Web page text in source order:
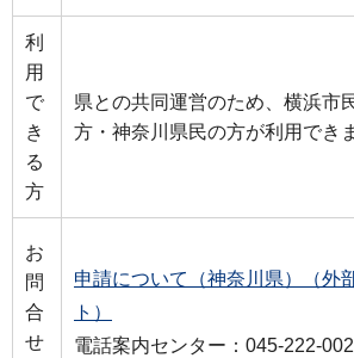
利
用
で
き
る
方
県との共同運営のため、横浜市
方・神奈川県民の方が利用でき
お
問
合
せ
申請について（神奈川県）（外
ト）
電話案内センター：045-222-